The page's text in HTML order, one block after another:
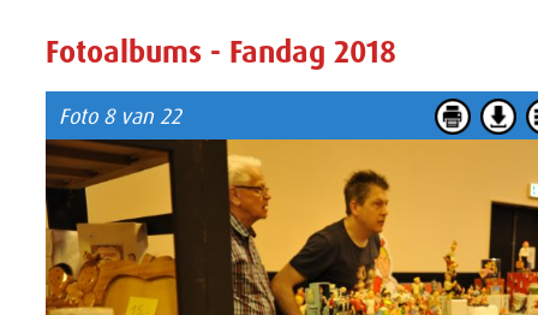
Fotoalbums - Fandag 2018
Foto 8 van 22